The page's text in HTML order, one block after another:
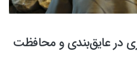
در عایق‌بندی و محافظت